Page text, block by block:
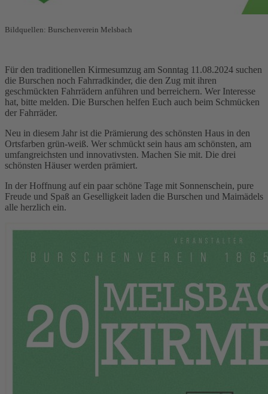
Bildquellen: Burschenverein Melsbach
Für den traditionellen Kirmesumzug am Sonntag 11.08.2024 suchen
die Burschen noch Fahrradkinder, die den Zug mit ihren
geschmückten Fahrrädern anführen und berreichern. Wer Interesse
hat, bitte melden. Die Burschen helfen Euch auch beim Schmücken
der Fahrräder.
Neu in diesem Jahr ist die Prämierung des schönsten Haus in den
Ortsfarben grün-weiß. Wer schmückt sein haus am schönsten, am
umfangreichsten und innovativsten. Machen Sie mit. Die drei
schönsten Häuser werden prämiert.
In der Hoffnung auf ein paar schöne Tage mit Sonnenschein, pure
Freude und Spaß an Geselligkeit laden die Burschen und Maimädels
alle herzlich ein.